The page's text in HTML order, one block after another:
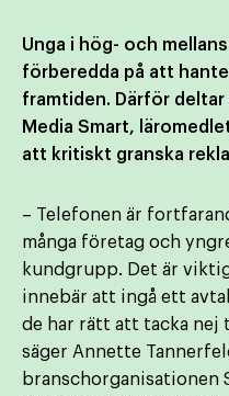
Unga i hög- och
förberedda på att
framtiden. Därför
Media Smart,
att kritiskt granska
– Telefonen är
många företag och
kundgrupp. Det är
innebär att ingå ett
de har rätt att tacka nej
säger Annette
branschorganisationen